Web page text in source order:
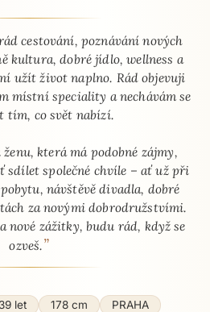
cestování, poznávání nových
kultura, dobré jídlo, wellness a
užít život naplno. Rád objevuji
místní speciality a nechávám se
tím, co svět nabízí.
která má podobné zájmy,
sdílet společné chvíle – ať už při
návštěvě divadla, dobré
za novými dobrodružstvími.
nové zážitky, budu rád, když se
ozveš.”
39 let 178 cm
PRAHA